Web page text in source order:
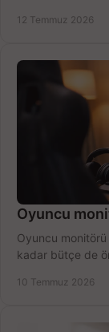
12 Temmuz 2026
Oyuncu
Oyuncu
kadar bütçe de
10 Temmuz 2026